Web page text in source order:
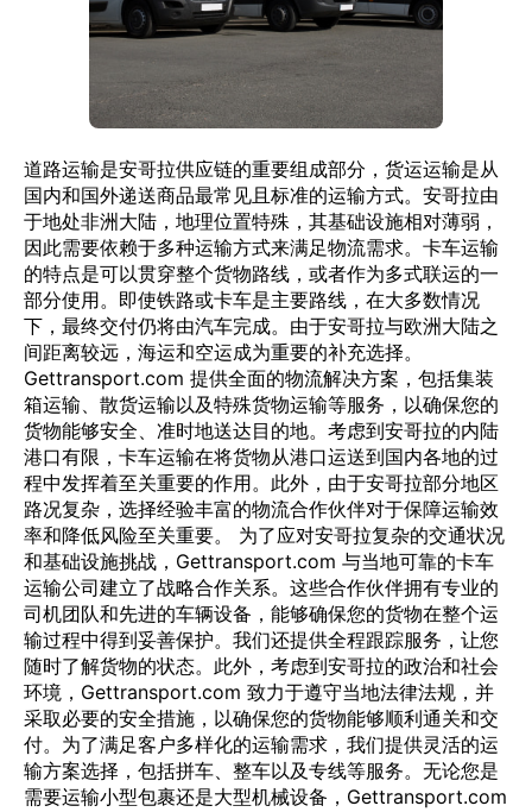
道路运输是安哥拉供应链的重要组成部分，货运运输是从
国内和国外递送商品最常见且标准的运输方式。安哥拉由
于地处非洲大陆，地理位置特殊，其基础设施相对薄弱，
因此需要依赖于多种运输方式来满足物流需求。卡车运输
的特点是可以贯穿整个货物路线，或者作为多式联运的一
部分使用。即使铁路或卡车是主要路线，在大多数情况
下，最终交付仍将由汽车完成。由于安哥拉与欧洲大陆之
间距离较远，海运和空运成为重要的补充选择。
Gettransport.com 提供全面的物流解决方案，包括集装
箱运输、散货运输以及特殊货物运输等服务，以确保您的
货物能够安全、准时地送达目的地。考虑到安哥拉的内陆
港口有限，卡车运输在将货物从港口运送到国内各地的过
程中发挥着至关重要的作用。此外，由于安哥拉部分地区
路况复杂，选择经验丰富的物流合作伙伴对于保障运输效
率和降低风险至关重要。 为了应对安哥拉复杂的交通状况
和基础设施挑战，Gettransport.com 与当地可靠的卡车
运输公司建立了战略合作关系。这些合作伙伴拥有专业的
司机团队和先进的车辆设备，能够确保您的货物在整个运
输过程中得到妥善保护。我们还提供全程跟踪服务，让您
随时了解货物的状态。此外，考虑到安哥拉的政治和社会
环境，Gettransport.com 致力于遵守当地法律法规，并
采取必要的安全措施，以确保您的货物能够顺利通关和交
付。为了满足客户多样化的运输需求，我们提供灵活的运
输方案选择，包括拼车、整车以及专线等服务。无论您是
需要运输小型包裹还是大型机械设备，Gettransport.com